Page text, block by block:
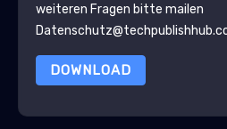
weiteren Fragen bitte mailen
DOWNLOAD